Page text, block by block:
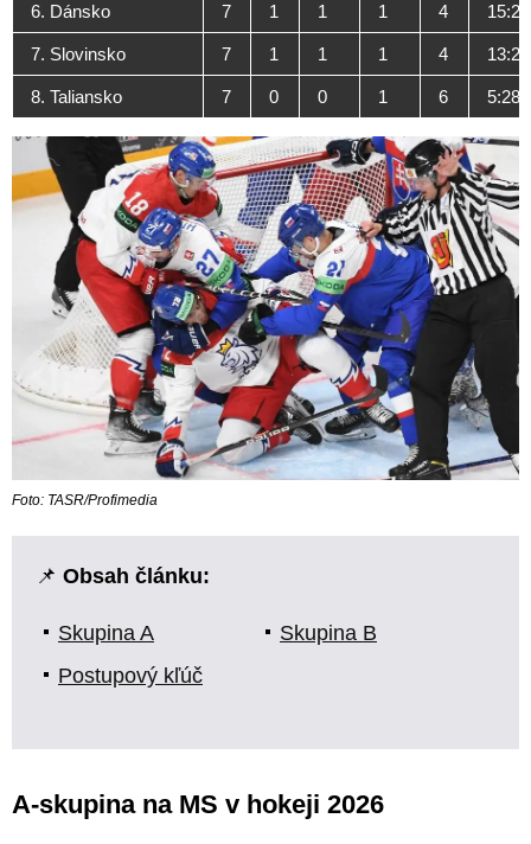
6. Dánsko 7 1 1 1 4 15:26
7. Slovinsko 7 1 1 1 4 13:25
8. Taliansko 7 0 0 1 6 5:28
Foto: TASR/Profimedia
📌 Obsah článku:
Skupina A
Skupina B
Postupový kľúč
A-skupina na MS v hokeji 2026